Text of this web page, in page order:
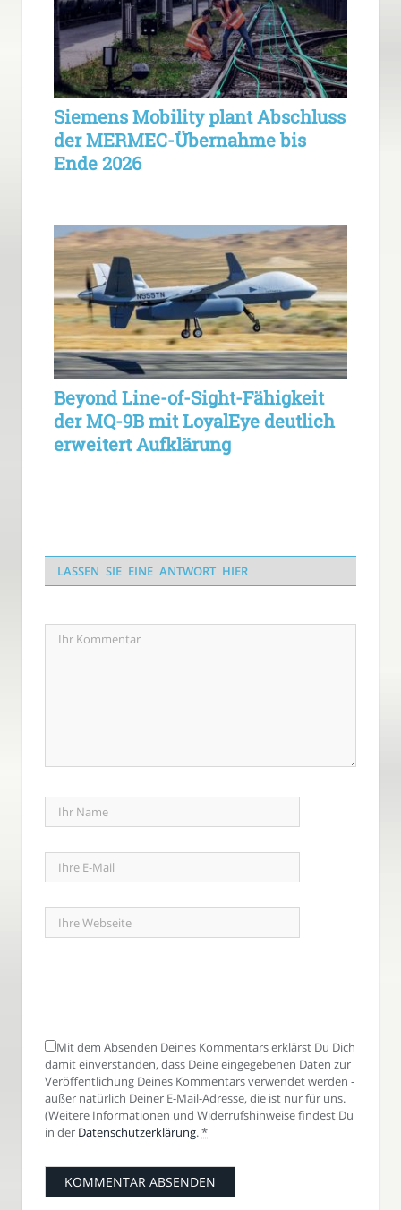
Siemens Mobility plant Abschluss
der MERMEC-Übernahme bis
Ende 2026
Beyond Line-of-Sight-Fähigkeit
der MQ-9B mit LoyalEye deutlich
erweitert Aufklärung
LASSEN SIE EINE ANTWORT HIER
Mit dem Absenden Deines Kommentars erklärst Du Dich
damit einverstanden, dass Deine eingegebenen Daten zur
Veröffentlichung Deines Kommentars verwendet werden -
außer natürlich Deiner E-Mail-Adresse, die ist nur für uns.
(Weitere Informationen und Widerrufshinweise findest Du
in der Datenschutzerklärung.*